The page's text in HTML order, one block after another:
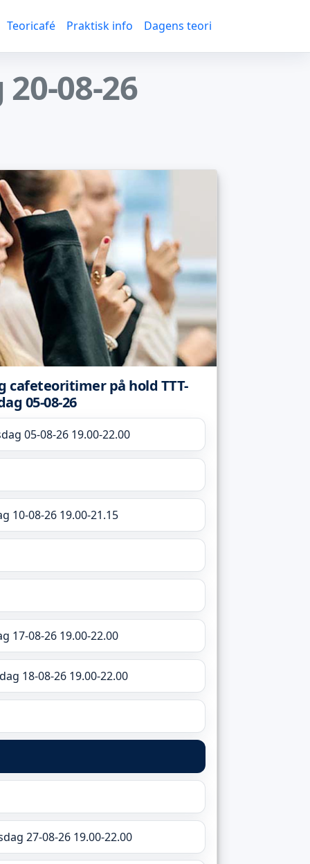
Teoricafé Praktisk info Dagens teori
08-26
cafeteoritimer på hold TTT-
05-08-26
05-08-26 19.00-22.00
10-08-26 19.00-21.15
17-08-26 19.00-22.00
18-08-26 19.00-22.00
27-08-26 19.00-22.00